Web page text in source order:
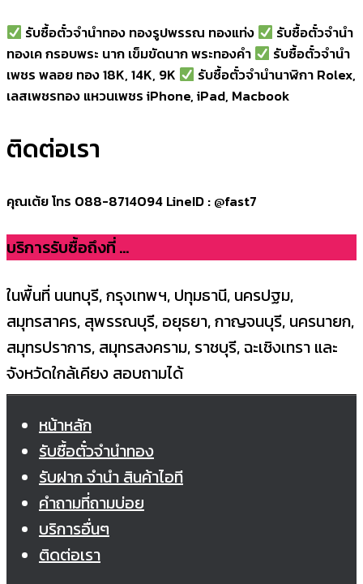
รับซื้อตั๋วจำนำทอง ทองรูปพรรณ ทองแท่ง
รับซื้อตั๋วจำนำ
ทองเค กรอบพระ นาก เข็มขัดนาก พระทองคำ
รับซื้อตั๋วจำนำ
เพชร พลอย ทอง 18K, 14K, 9K
รับซื้อตั๋วจำนำนาฬิกา Rolex,
เลสเพชรทอง แหวนเพชร iPhone, iPad, Macbook
ติดต่อเรา
คุณเต้ย โทร 088-8714094 LineID : @fast7
บริการรับซื้อถึงที่ ...
ในพื้นที่ นนทบุรี, กรุงเทพฯ, ปทุมธานี, นครปฐม,
สมุทรสาคร, สุพรรณบุรี, อยุธยา, กาญจนบุรี, นครนายก,
สมุทรปราการ, สมุทรสงคราม, ราชบุรี, ฉะเชิงเทรา และ
จังหวัดใกล้เคียง สอบถามได้
หน้าหลัก
รับซื้อตั๋วจำนำทอง
รับฝาก จำนำ สินค้าไอที
คำถามที่ถามบ่อย
บริการอื่นๆ
ติดต่อเรา